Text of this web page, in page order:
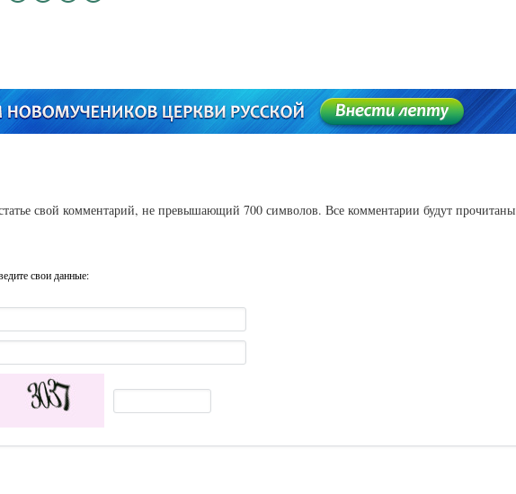
свой комментарий, не превышающий 700 символов. Все комментарии будут прочитаны
свои данные: